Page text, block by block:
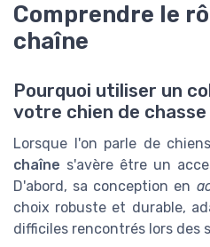
Comprendre le
chaîne
Pourquoi utiliser un
votre chien de chasse
Lorsque l'on parle de
chaîne s'avère être un
D'abord, sa conception en
choix robuste et durable,
difficiles rencontrés lors des